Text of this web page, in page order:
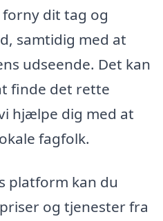
dit tag og
samtidig med at
udseende. Det kan
finde det rette
hjælpe dig med at
fagfolk.
platform kan du
og tjenester fra